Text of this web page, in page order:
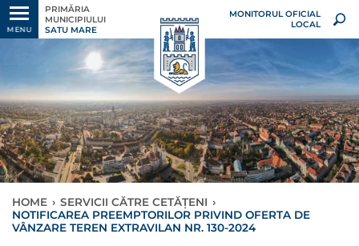
MENU
PRIMĂRIA
MUNICIPIULUI
SATU MARE
MONITORUL OFICIAL
LOCAL
HOME › SERVICII CĂTRE CETĂȚENI ›
NOTIFICAREA PREEMPTORILOR PRIVIND OFERTA DE
VÂNZARE TEREN EXTRAVILAN NR. 130-2024